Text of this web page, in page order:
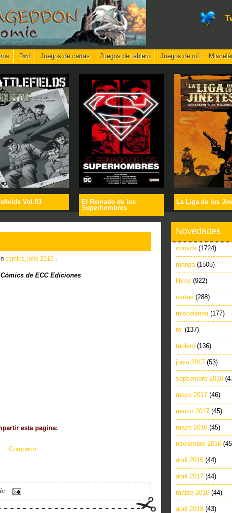
Dvd Juegos de cartas Juegos de tablero Juegos de rol
Vol.03
El Reinado de los
Superhombres
La Liga de los
comics julio 2016
de ECC Ediciones
esta pagina:
Compartir
Novedades
comics (1724)
manga (1505)
libros (922)
cartas (288)
miscelánea (177)
rol (137)
tablero (136)
junio 2017 (53)
septiembre 2016
mayo 2017 (46)
marzo 2017 (45)
mayo 2016 (45)
noviembre 2016
abril 2016 (44)
abril 2017 (44)
marzo 2016 (44)
abril 2018 (43)